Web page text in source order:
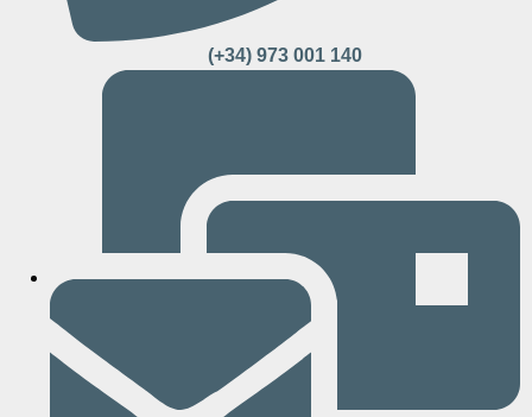
(+34) 973 001 140